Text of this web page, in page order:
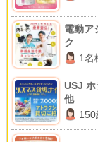
電動ア
ク
1名
USJ ホ
他